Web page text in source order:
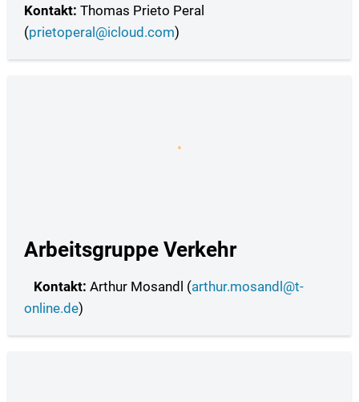
Kontakt: Thomas Prieto Peral
(prietoperal@icloud.com)
Arbeitsgruppe Verkehr
Kontakt: Arthur Mosandl (arthur.mosandl@t-
online.de)